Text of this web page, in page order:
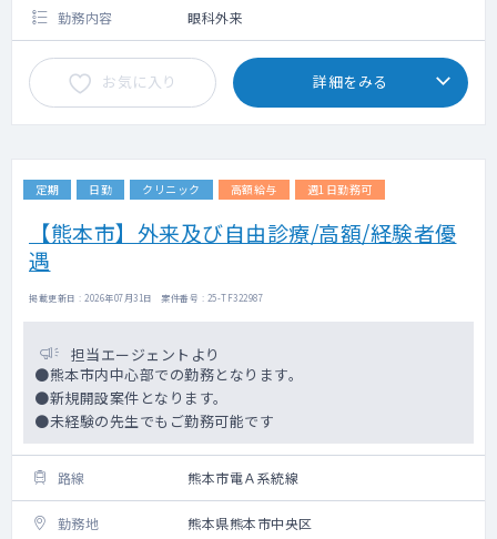
勤務内容 眼科外来
お気に入り 詳細をみる
定期 日勤 クリニック 高額給与 週1日勤務可
【熊本市】外来及び自由診療/高額/経験者優
遇
掲載更新日 : 2026年07月31日 案件番号 : 25-TF322987
担当エージェントより
●熊本市内中心部での勤務となります。
●新規開設案件となります。
●未経験の先生でもご勤務可能です
路線 熊本市電Ａ系統線
勤務地 熊本県熊本市中央区